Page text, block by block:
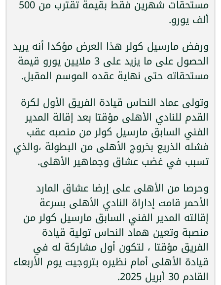
مستحقات شهرين فقط بقيمة تقترب من 500
ألف يورو.
ورفض مارسيل كولر هذا العرض مؤكدا أنه يريد
الحصول على ما يزيد على 3 ملايين يورو قيمة
مستحقاته حتى نهاية عقده الموسم المقبل.
وتولى عماد النحاس قيادة الفريق الأول لكرة
القدم للنادي الأهلى مؤقتا بعد إقالة المدير
الفني السابق مارسيل كولر من منصبه عقب
فشله الذريع بخروج الأهلى من البطولة ،والذي
تسبب في غضب عشاق وجماهير الأهلى.
وحرصا من الأهلى على إرضا عشاق المارد
الأحمر قامت إداراة النادي الأهلى بسرعة
إقالته المدير الفني السابق مارسيل كولر من
منصبة وتعين هماد النحاس تولية قيادة
الفريق مؤقتا ، لتكون أول مشاركة له في
قيادة الأهلى أمام نظيره بتروجيت يوم الأربعاء
القادم 30 أبريل 2025.